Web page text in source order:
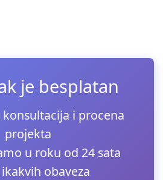
je besplatan
i procena
projekta
u roku od 24 sata
obaveza